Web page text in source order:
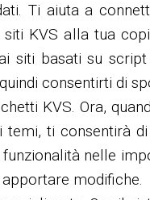
Ti aiuta a
KVS alla tua
siti basati su
consentirti di
KVS. Ora,
ti consentirà
nelle
modifiche.